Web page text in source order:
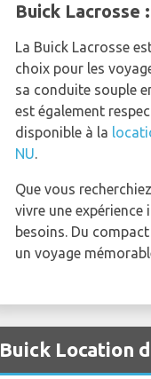
Buick
La Buick Lacrosse
choix pour les
sa conduite souple
est également
disponible à la
NU.
Que vous
vivre une
besoins. Du
un voyage
Buick Location